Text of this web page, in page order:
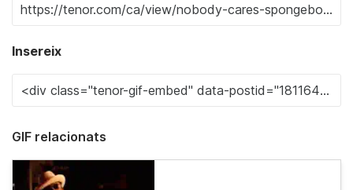
Insereix
GIF relacionats